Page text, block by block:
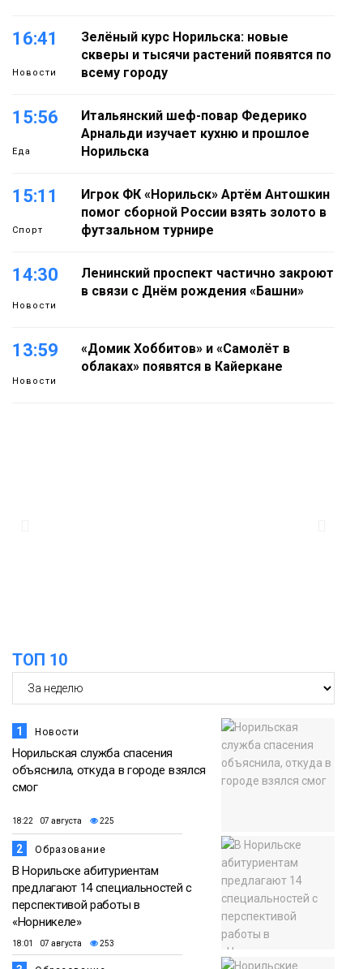
16:41
Новости
Зелёный курс Норильска: новые
скверы и тысячи растений появятся по
всему городу
15:56
Еда
Итальянский шеф-повар Федерико
Арнальди изучает кухню и прошлое
Норильска
15:11
Спорт
Игрок ФК «Норильск» Артём Антошкин
помог сборной России взять золото в
футзальном турнире
14:30
Новости
Ленинский проспект частично закроют
в связи с Днём рождения «Башни»
13:59
Новости
«Домик Хоббитов» и «Самолёт в
облаках» появятся в Кайеркане
ТОП 10
1 Новости
Норильская служба спасения
объяснила, откуда в городе взялся
смог
18:22 07 августа 225
2 Образование
В Норильске абитуриентам
предлагают 14 специальностей с
перспективой работы в
«Норникеле»
18:01 07 августа 253